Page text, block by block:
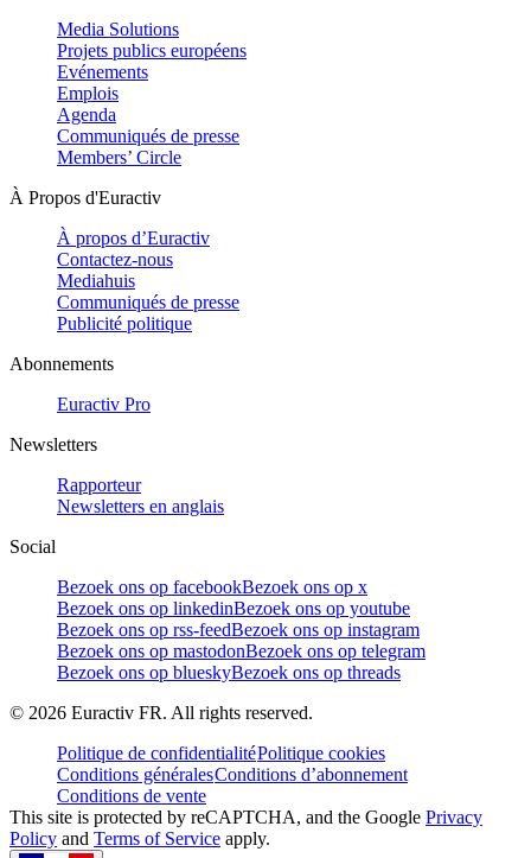
Media Solutions
Projets publics européens
Evénements
Emplois
Agenda
Communiqués de presse
Members’ Circle
À Propos d'Euractiv
À propos d’Euractiv
Contactez-nous
Mediahuis
Communiqués de presse
Publicité politique
Abonnements
Euractiv Pro
Newsletters
Rapporteur
Newsletters en anglais
Social
Bezoek ons op facebookBezoek ons op x
Bezoek ons op linkedinBezoek ons op youtube
Bezoek ons op rss-feedBezoek ons op instagram
Bezoek ons op mastodonBezoek ons op telegram
Bezoek ons op blueskyBezoek ons op threads
© 2026 Euractiv FR. All rights reserved.
Politique de confidentialitéPolitique cookies
Conditions généralesConditions d’abonnement
Conditions de vente
This site is protected by reCAPTCHA, and the Google Privacy
Policy and Terms of Service apply.